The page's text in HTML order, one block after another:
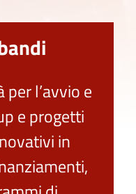
l’avvio e
e progetti
in